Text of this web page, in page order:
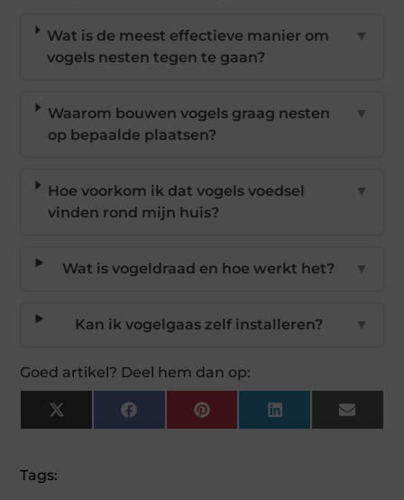
Wat is de meest effectieve manier om
vogels nesten tegen te gaan?
▼
Waarom bouwen vogels graag nesten
op bepaalde plaatsen?
▼
Hoe voorkom ik dat vogels voedsel
vinden rond mijn huis?
▼
Wat is vogeldraad en hoe werkt het? ▼
Kan ik vogelgaas zelf installeren? ▼
Goed artikel? Deel hem dan op:
X
(Twitter)
FacebookPinterestLinkedIn Email
Tags: